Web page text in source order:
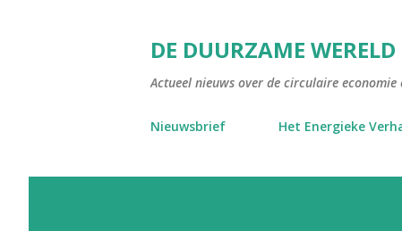
DE DUURZAME WERELD
Actueel nieuws over de circulaire
Nieuwsbrief Het Energieke